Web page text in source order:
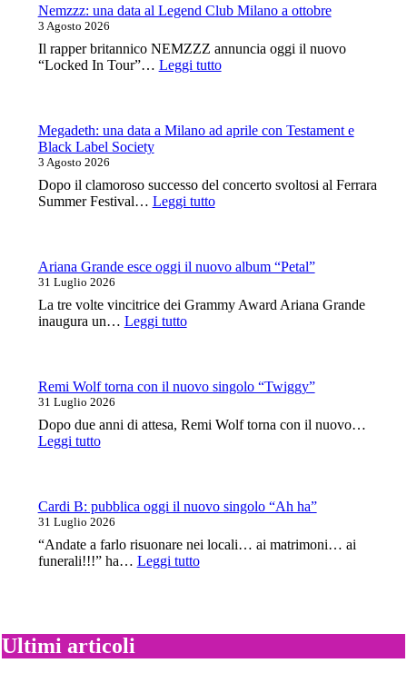
Giardini:
canta
le
grandi
canzone
italiana
Nemzzz: una data al Legend Club Milano a ottobre
3 Agosto 2026
Il rapper britannico NEMZZZ annuncia oggi il nuovo
“Locked In Tour”… Leggi tutto:
al
a
Megadeth: una data a Milano ad aprile con Testament e
Black Label Society
3 Agosto 2026
Dopo il clamoroso successo del concerto svoltosi al Ferrara
Summer Festival… Leggi tutto:
a
aprile
Black
Label
Ariana Grande esce oggi il nuovo album “Petal”
31 Luglio 2026
La tre volte vincitrice dei Grammy Award Ariana Grande
inaugura un… Leggi tutto:
oggi
nuovo
album
Remi Wolf torna con il nuovo singolo “Twiggy”
31 Luglio 2026
Dopo due anni di attesa, Remi Wolf torna con il nuovo…
Leggi tutto:
con
il
nuovo
singolo
“Twiggy”
Cardi B: pubblica oggi il nuovo singolo “Ah ha”
31 Luglio 2026
“Andate a farlo risuonare nei locali… ai matrimoni… ai
funerali!!!” ha… Leggi tutto:
nuovo
Ultimi articoli